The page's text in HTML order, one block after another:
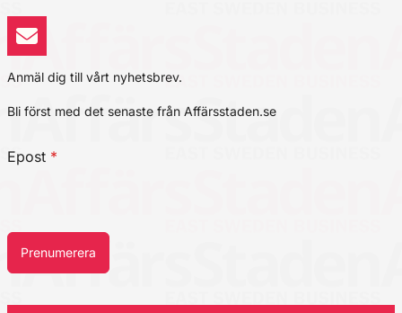
Anmäl dig till vårt nyhetsbrev.
Bli först med det senaste från Affärsstaden.se
Epost *
Prenumerera